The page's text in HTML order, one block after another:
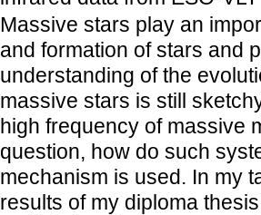
Massive stars play an
and formation of stars and
understanding of the
massive stars is still
high frequency of massive
question, how do such
mechanism is used. In my
results of my diploma